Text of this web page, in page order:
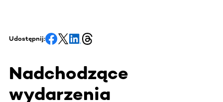
Udostępnij:
Nadchodzące
wydarzenia